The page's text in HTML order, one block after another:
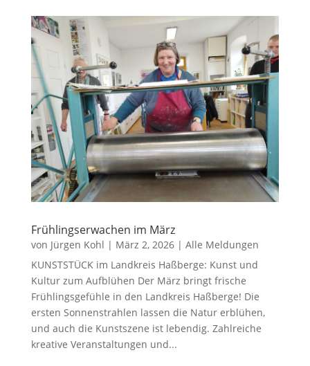
Frühlingserwachen im März
von Jürgen Kohl | März 2, 2026| Alle Meldungen
KUNSTSTÜCK im Landkreis Haßberge: Kunst und
Kultur zum Aufblühen Der März bringt frische
Frühlingsgefühle in den Landkreis Haßberge! Die
ersten Sonnenstrahlen lassen die Natur erblühen,
und auch die Kunstszene ist lebendig. Zahlreiche
kreative Veranstaltungen und...